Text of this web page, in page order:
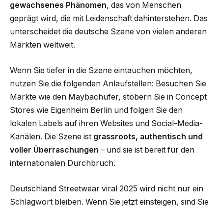
gewachsenes Phänomen, das von Menschen
geprägt wird, die mit Leidenschaft dahinterstehen. Das
unterscheidet die deutsche Szene von vielen anderen
Märkten weltweit.
Wenn Sie tiefer in die Szene eintauchen möchten,
nutzen Sie die folgenden Anlaufstellen: Besuchen Sie
Märkte wie den Maybachufer, stöbern Sie in Concept
Stores wie Eigenheim Berlin und folgen Sie den
lokalen Labels auf ihren Websites und Social-Media-
Kanälen. Die Szene ist grassroots, authentisch und
voller Überraschungen – und sie ist bereit für den
internationalen Durchbruch.
Deutschland Streetwear viral 2025 wird nicht nur ein
Schlagwort bleiben. Wenn Sie jetzt einsteigen, sind Sie